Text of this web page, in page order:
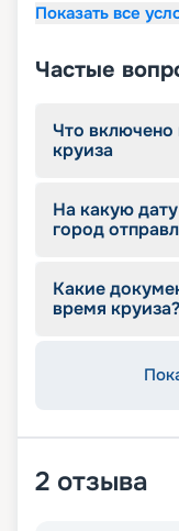
Показать все
Частые
Что включено
круиза
На какую
город
Какие
время круиза?
2 отзыва